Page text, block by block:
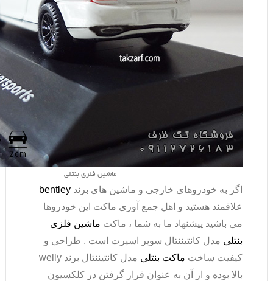
ماشین فلزی بنتلی
اگر به خودروهای خارجی و ماشین های برند bentley
علاقمند هستید و اهل جمع آوری ماکت این خودروها
می باشید پیشنهاد ما به شما ، ماکت ماشین فلزی
بنتلی مدل کانتیننتال سوپر اسپرت است . طراحی و
کیفیت ساخت ماکت بنتلی مدل کانتیننتال برند welly
بالا بوده و از آن به عنوان قرار گرفتن در کلکسیون